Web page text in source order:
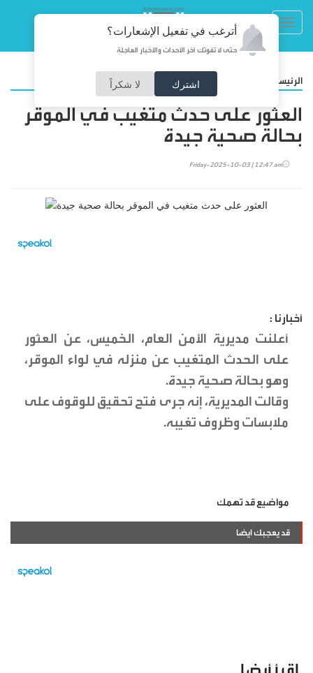
أترغب في تفعيل الإشعارات؟
حتى لا تفوتك آخر الأحداث والأخبار العاجلة
اشترك لا شكراً الرئيسية
العثور على حدث متغيب في الموقر
بحالة صحية جيدة
Friday-2025-10-03 | 12:47 am
أخبارنا :
أعلنت مديرية الأمن العام، الخميس، عن العثور
على الحدث المتغيب عن منزله في لواء الموقر،
وهو بحالة صحية جيدة.
وقالت المديرية، إنه جرى فتح تحقيق للوقوف على
ملابسات وظروف تغيبه.
مواضيع قد تهمك
قد يعجبك ايضا